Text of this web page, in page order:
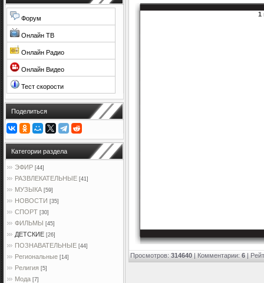
Форум
Онлайн ТВ
Онлайн Радио
Онлайн Видео
Тест скорости
Поделиться
Категории раздела
ЭФИР [44]
РАЗВЛЕКАТЕЛЬНЫЕ [41]
МУЗЫКА [59]
НОВОСТИ [35]
СПОРТ [30]
ФИЛЬМЫ [45]
ДЕТСКИЕ [26]
ПОЗНАВАТЕЛЬНЫЕ [44]
Региональные [14]
Религия [5]
Мода [7]
1
Просмотров: 314640 | Комментарии: 6 |